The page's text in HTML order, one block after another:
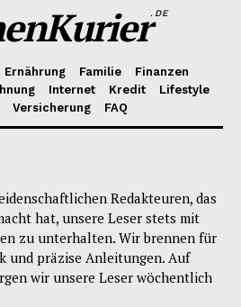
.DE
Ernährung Familie
Finanzen
Internet Kredit
Lifestyle
Versicherung FAQ
Redakteuren, das
hat, unsere Leser stets mit
zu unterhalten. Wir brennen für
und präzise Anleitungen. Auf
wir unsere Leser wöchentlich